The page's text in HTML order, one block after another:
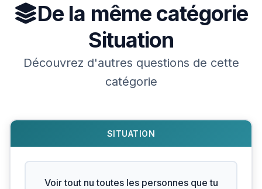
De la même catégorie
Situation
Découvrez d'autres questions de cette
catégorie
SITUATION
Voir tout nu toutes les personnes que tu